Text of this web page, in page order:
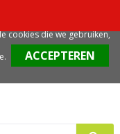
adviseren we deze
cookies die we gebruiken,
.